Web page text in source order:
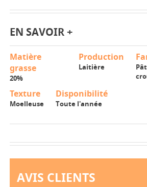
EN SAVOIR +
Matière
grasse
20%
Production
Laitière
Texture
Moelleuse
Disponibilité
Toute l'année
AVIS CLIENTS